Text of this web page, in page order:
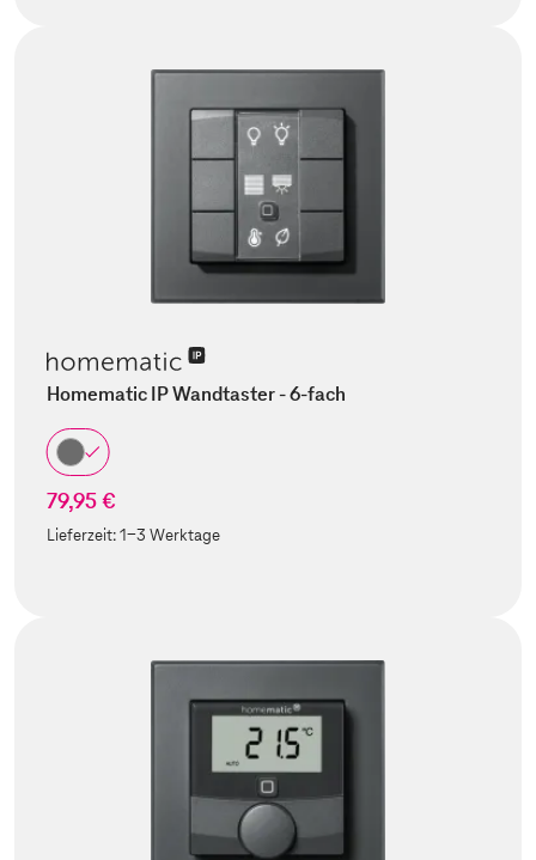
Homematic IP Wandtaster - 6-fach
79,95 €
Lieferzeit:1-3 Werktage